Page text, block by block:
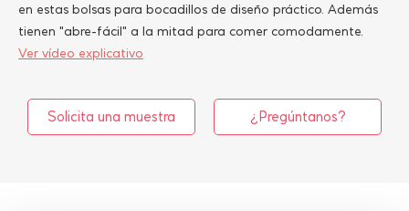
en estas bolsas para bocadillos de diseño práctico. Además
tienen "abre-fácil" a la mitad para comer comodamente.
Ver vídeo explicativo
Solicita una muestra ¿Pregúntanos?